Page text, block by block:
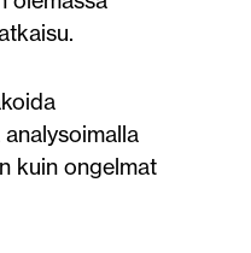
kuin ongelmat